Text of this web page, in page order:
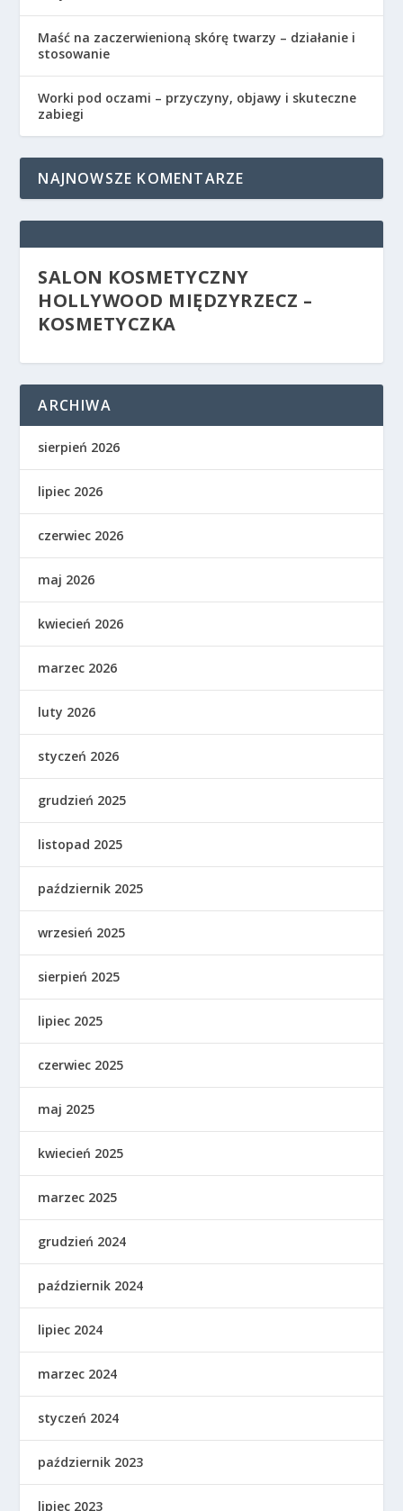
Maść na zaczerwienioną skórę twarzy – działanie i
stosowanie
Worki pod oczami – przyczyny, objawy i skuteczne
zabiegi
NAJNOWSZE KOMENTARZE
SALON KOSMETYCZNY
HOLLYWOOD MIĘDZYRZECZ –
KOSMETYCZKA
ARCHIWA
sierpień 2026
lipiec 2026
czerwiec 2026
maj 2026
kwiecień 2026
marzec 2026
luty 2026
styczeń 2026
grudzień 2025
listopad 2025
październik 2025
wrzesień 2025
sierpień 2025
lipiec 2025
czerwiec 2025
maj 2025
kwiecień 2025
marzec 2025
grudzień 2024
październik 2024
lipiec 2024
marzec 2024
styczeń 2024
październik 2023
lipiec 2023